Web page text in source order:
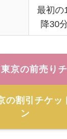
最初の
降30
京の前売り
の割引チケッ
ン